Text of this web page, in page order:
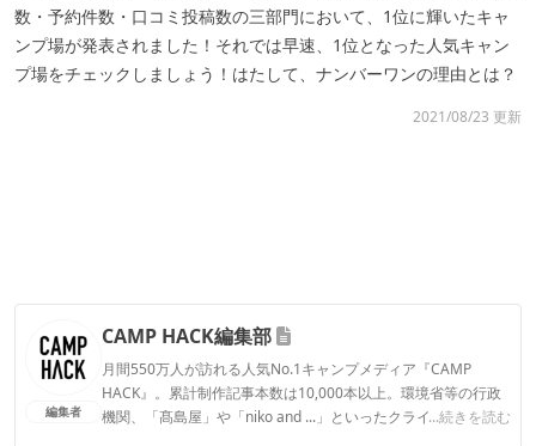
数・予約件数・口コミ投稿数の三部門において、1位に輝いたキャ
ンプ場が発表されました！それでは早速、1位となった人気キャン
プ場をチェックしましょう！はたして、ナンバーワンの理由とは？
2021/08/23 更新
編集者
CAMP HACK編集部
月間550万人が訪れる人気No.1キャンプメディア『CAMP
HACK』。累計制作記事本数は10,000本以上。環境省等の行政
機関、「髙島屋」や「niko and ...」といったクライアントとの
...続きを読む